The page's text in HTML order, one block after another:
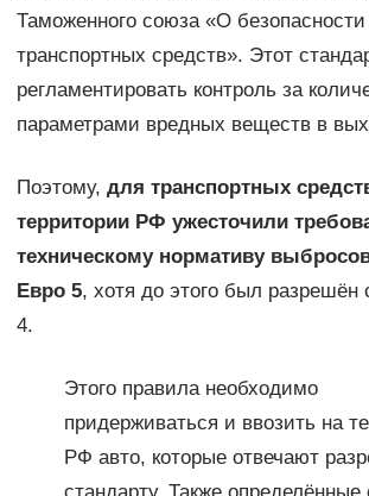
Таможенного союза «О
транспортных средств». Этот
регламентировать контроль за
параметрами вредных веществ в
Поэтому, для транспортных
территории РФ ужесточили
техническому нормативу
Евро 5, хотя до этого был разрешён
4.
Этого правила необходимо
придерживаться и ввозить на
РФ авто, которые отвечают